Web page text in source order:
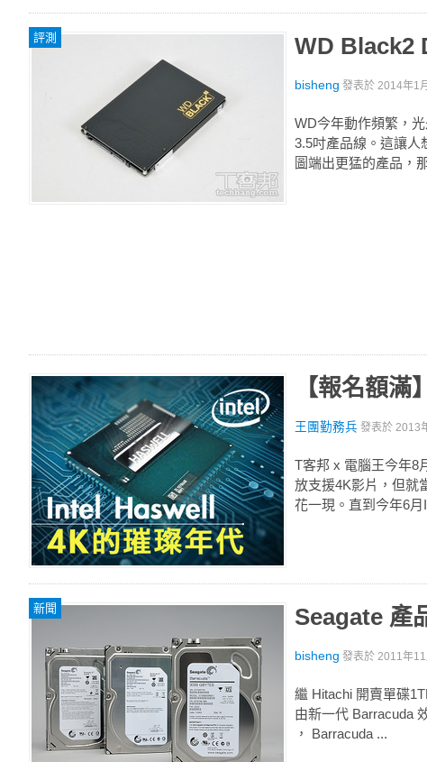
評測 WD Black2
bisheng 發表於 2014年1
WD今年動作頻繁，
3.5吋產品線。這讓人
圖端出更猛的產品，
【報名額
王團勤務兵 發表於 2013
T客邦 x 電腦王今年8
放支援4K影片，但就
花一現。直到今年6
新聞 Seagate 產
bisheng 發表於 2011年
繼 Hitachi 開賣單碟
由新一代 Barracuda
， Barracuda ...